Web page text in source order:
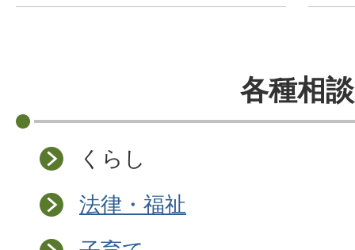
各種相談
くらし
法律・福祉